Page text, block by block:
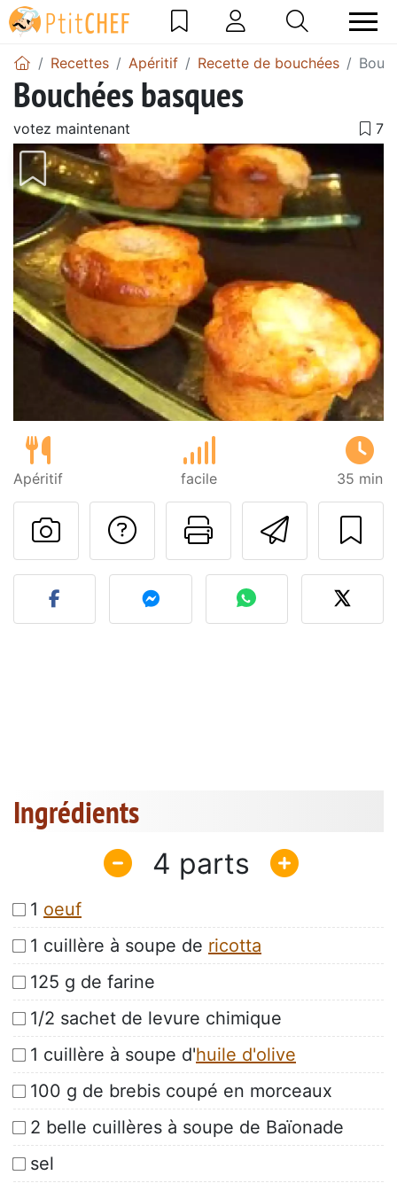
Recettes Apéritif Recette de bouchées
Bouchées basques
votez maintenant
Apéritif facile 35 min
Imprimer
Poser une
Publier votre photo de
Ingrédients
4
1 oeuf
1 cuillère à soupe de ricotta
125 g de farine
1/2 sachet de levure chimique
1 cuillère à soupe d'huile d'olive
100 g de brebis coupé en morceaux
2 belle cuillères à soupe de Baïonade
sel